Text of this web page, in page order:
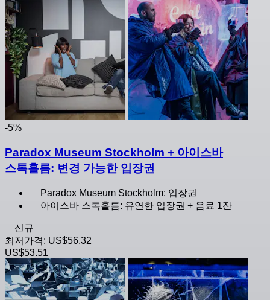
-5%
Paradox Museum Stockholm + 아이스바
스톡홀름: 변경 가능한 입장권
Paradox Museum Stockholm: 입장권
아이스바 스톡홀름: 유연한 입장권 + 음료 1잔
신규
최저가격: US$56.32
US$53.51